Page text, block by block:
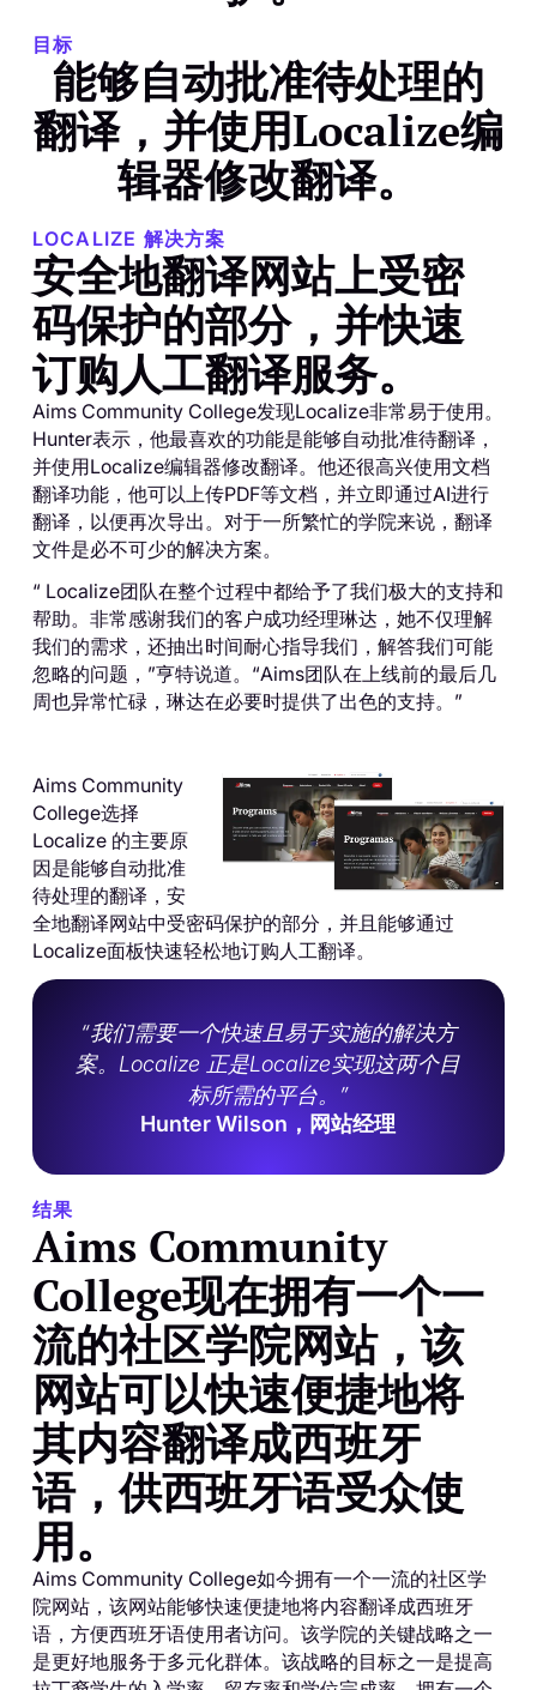
目标
能够自动批准待处理的
翻译，并使用Localize编
辑器修改翻译。
LOCALIZE 解决方案
安全地翻译网站上受密
码保护的部分，并快速
订购人工翻译服务。
Aims Community College发现Localize非常易于使用。
Hunter表示，他最喜欢的功能是能够自动批准待翻译，
并使用Localize编辑器修改翻译。他还很高兴使用文档
翻译功能，他可以上传PDF等文档，并立即通过AI进行
翻译，以便再次导出。对于一所繁忙的学院来说，翻译
文件是必不可少的解决方案。
“ Localize团队在整个过程中都给予了我们极大的支持和
帮助。非常感谢我们的客户成功经理琳达，她不仅理解
我们的需求，还抽出时间耐心指导我们，解答我们可能
忽略的问题，”亨特说道。“Aims团队在上线前的最后几
周也异常忙碌，琳达在必要时提供了出色的支持。”
Aims Community
College选择
Localize 的主要原
因是能够自动批准
待处理的翻译，安
全地翻译网站中受密码保护的部分，并且能够通过
Localize面板快速轻松地订购人工翻译。
“我们需要一个快速且易于实施的解决方
案。Localize 正是Localize实现这两个目
标所需的平台。”
Hunter Wilson，网站经理
结果
Aims Community
College现在拥有一个一
流的社区学院网站，该
网站可以快速便捷地将
其内容翻译成西班牙
语，供西班牙语受众使
用。
Aims Community College如今拥有一个一流的社区学
院网站，该网站能够快速便捷地将内容翻译成西班牙
语，方便西班牙语使用者访问。该学院的关键战略之一
是更好地服务于多元化群体。该战略的目标之一是提高